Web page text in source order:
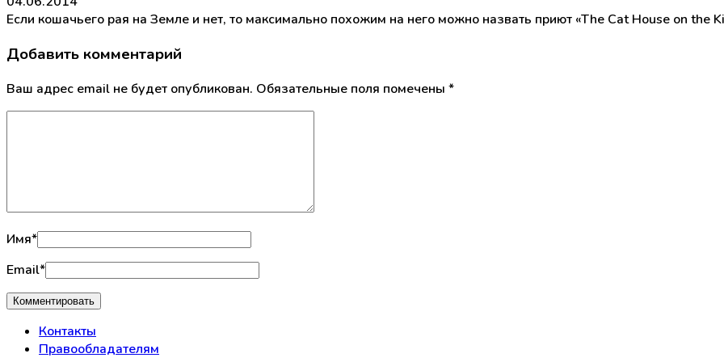
Если кошачьего рая на Земле и нет, то максимально похожим на него можно назвать приют «The Cat House on the
Добавить комментарий
Ваш адрес email не будет опубликован. Обязательные поля помечены *
Имя*
Email*
Контакты
Правообладателям